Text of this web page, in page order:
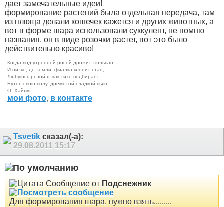
дает замечательные идеи!
формирование растений была отдельная передача, там
из плюща делали кошечек кажется и других животных, а
вот в форме шара использовали суккулент, не помню
названия, он в виде розочки растет, вот это было
действительно красиво!
Когда под утренней росой дрожит тюльпан,
И низко, до земли, фиалка клонит стан,
Любуюсь розой я: как тихо подбирает
Бутон свою полу, дремотой сладкой пьян!
О. Хайям
мои фото, в контакте
Tsvetik сказал(-а):
29.08.2011 15:17
Сообщение от Подснежник
Для формирования шара, нужно взять.........